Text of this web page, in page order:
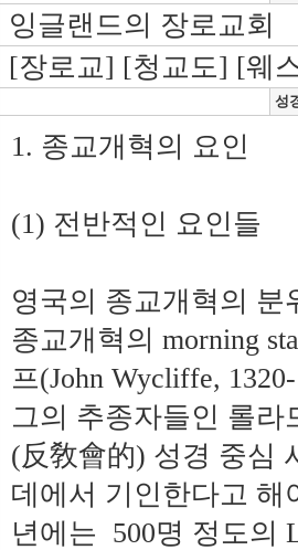
잉글랜드의 장로교회
[장로교] [청교도] [웨
성
1. 종교개혁의 요인
(1) 전반적인 요인들
영국의 종교개혁의 분
종교개혁의 morning
프(John Wycliffe,
그의 추종자들인 롤라
(反敎會的) 성경 중심
데에서 기인한다고 해
년에는 500명 정도의